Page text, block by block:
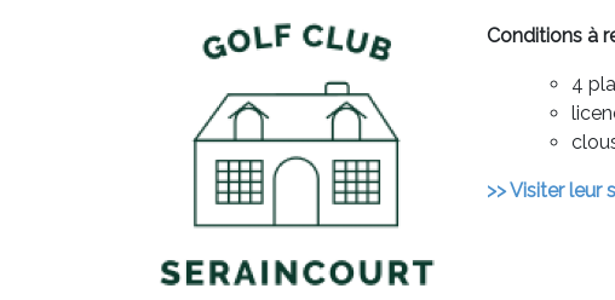
Conditions à
4
>> Visiter leur